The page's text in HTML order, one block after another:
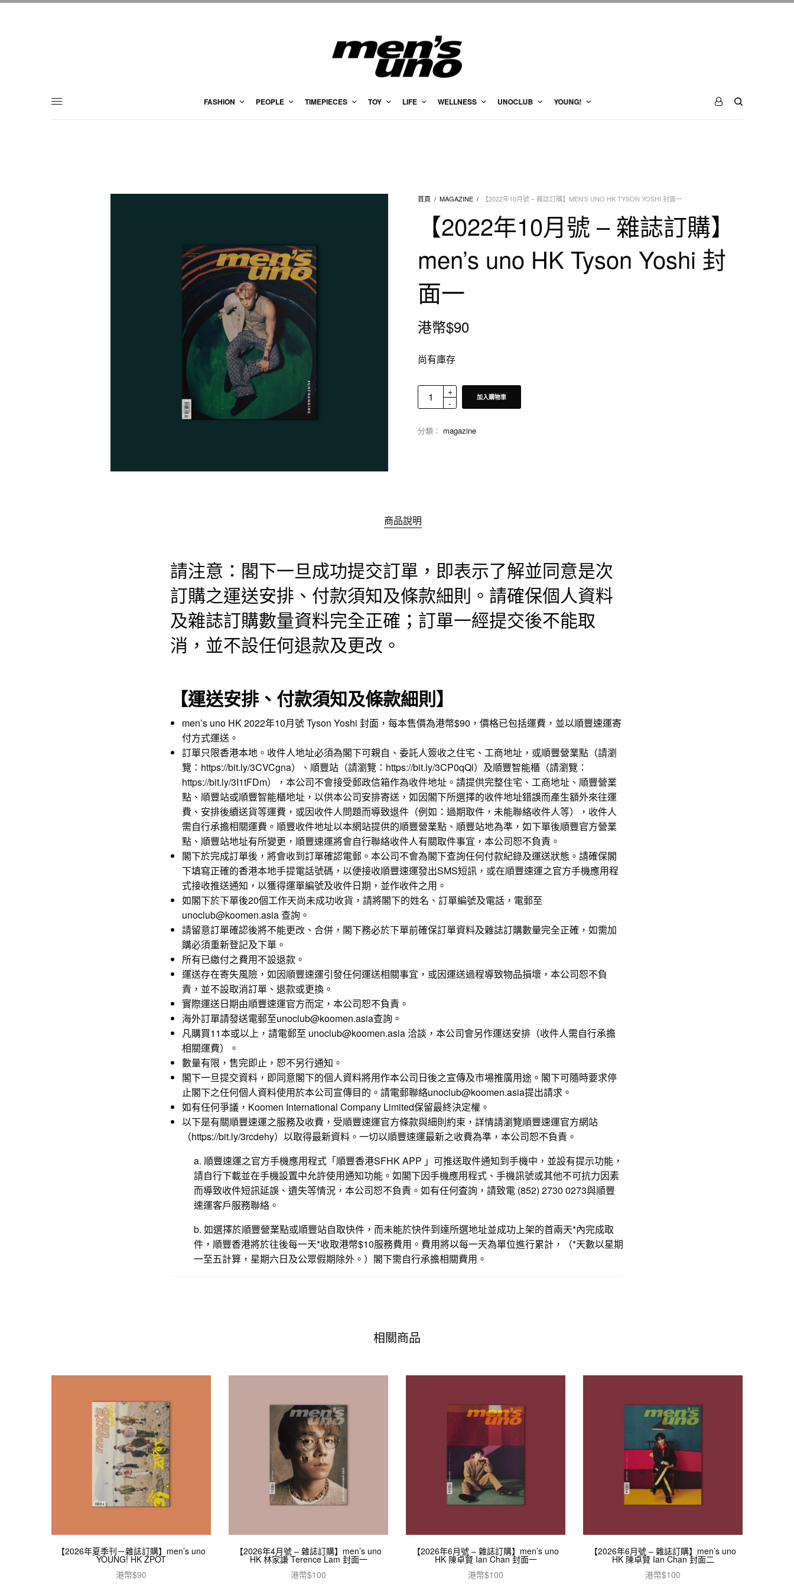
FASHION PEOPLE TIMEPIECES TOY LIFE WELLNESS UNOCLUB YOUNG!
首頁 / MAGAZINE / 【2022年10月號 – 雜誌訂購】MEN’S UNO HK TYSON YOSHI 封面一
【2022年10月號 – 雜誌訂購】
men’s uno HK Tyson Yoshi 封
面一
港幣$90
尚有庫存
加入購物車
分類： magazine
商品說明
請注意：閣下一旦成功提交訂單，即表示了解並同意是次
訂購之運送安排、付款須知及條款細則。請確保個人資料
及雜誌訂購數量資料完全正確；訂單一經提交後不能取
消，並不設任何退款及更改。
【運送安排、付款須知及條款細則】
men’s uno HK 2022年10月號 Tyson Yoshi 封面，每本售價為港幣$90，價格已包括運費，並以順豐速運寄
付方式運送。
訂單只限香港本地。收件人地址必須為閣下可親自、委託人簽收之住宅、工商地址，或順豐營業點（請瀏
覽： https://bit.ly/3CVCgna）、順豐站（請瀏覽： https://bit.ly/3CP0qQl）及順豐智能櫃（請瀏覽：
https://bit.ly/3I1tFDm），本公司不會接受郵政信箱作為收件地址。請提供完整住宅、工商地址、順豐營業
點、順豐站或順豐智能櫃地址，以供本公司安排寄送，如因閣下所選擇的收件地址錯誤而產生額外來往運
費、安排後續送貨等運費，或因收件人問題而導致退件（例如：過期取件，未能聯絡收件人等），收件人
需自行承擔相關運費。順豐收件地址以本網站提供的順豐營業點、順豐站地為準，如下單後順豐官方營業
點、順豐站地址有所變更，順豐速運將會自行聯絡收件人有關取件事宜，本公司恕不負責。
閣下於完成訂單後，將會收到訂單確認電郵。本公司不會為閣下查詢任何付款紀錄及運送狀態。請確保閣
下填寫正確的香港本地手提電話號碼，以便接收順豐速運發出SMS短訊，或在順豐速運之官方手機應用程
式接收推送通知，以獲得運單編號及收件日期，並作收件之用。
如閣下於下單後20個工作天尚未成功收貨，請將閣下的姓名、訂單編號及電話，電郵至
unoclub@koomen.asia 查詢。
請留意訂單確認後將不能更改、合併，閣下務必於下單前確保訂單資料及雜誌訂購數量完全正確，如需加
購必須重新登記及下單。
所有已繳付之費用不設退款。
運送存在寄失風險，如因順豐速運引發任何運送相關事宜，或因運送過程導致物品損壞，本公司恕不負
責，並不設取消訂單、退款或更換。
實際運送日期由順豐速運官方而定，本公司恕不負責。
海外訂單請發送電郵至unoclub@koomen.asia查詢。
凡購買11本或以上，請電郵至 unoclub@koomen.asia 洽談，本公司會另作運送安排（收件人需自行承擔
相關運費）。
數量有限，售完即止，恕不另行通知。
閣下一旦提交資料，即同意閣下的個人資料將用作本公司日後之宣傳及市場推廣用途。閣下可隨時要求停
止閣下之任何個人資料使用於本公司宣傳目的。請電郵聯絡unoclub@koomen.asia提出請求。
如有任何爭議，Koomen International Company Limited保留最終決定權。
以下是有關順豐速運之服務及收費，受順豐速運官方條款與細則約束，詳情請瀏覽順豐速運官方網站
（https://bit.ly/3rcdehy）以取得最新資料。一切以順豐速運最新之收費為準，本公司恕不負責。
a. 順豐速運之官方手機應用程式「順豐香港SFHK APP 」可推送取件通知到手機中，並設有提示功能，
請自行下載並在手機設置中允許使用通知功能。如閣下因手機應用程式、手機訊號或其他不可抗力因素
而導致收件短訊延誤、遺失等情況，本公司恕不負責。如有任何査詢，請致電 (852) 2730 0273與順豐
速運客戶服務聯絡。
b. 如選擇於順豐營業點或順豐站自取快件，而未能於快件到達所選地址並成功上架的首兩天*內完成取
件，順豐香港將於往後每一天*收取港幣$10服務費用。費用將以每一天為單位進行累計，（*天數以星期
一至五計算，星期六日及公眾假期除外。）閣下需自行承擔相關費用。
相關商品
【2026年夏季刊－雜誌訂購】men’s uno
YOUNG! HK ZPOT
港幣$90
【2026年4月號 – 雜誌訂購】men’s uno
HK 林家謙 Terence Lam 封面一
港幣$100
【2026年6月號 – 雜誌訂購】men’s uno
HK 陳卓賢 Ian Chan 封面一
港幣$100
【2026年6月號 – 雜誌訂購】men’s uno
HK 陳卓賢 Ian Chan 封面二
港幣$100